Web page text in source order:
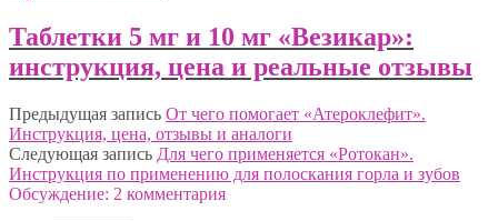
Таблетки 5 мг и 10 мг «Везикар»:
инструкция, цена и реальные отзывы
Предыдущая запись От чего помогает «Атероклефит».
Инструкция, цена, отзывы и аналоги
Следующая запись Для чего применяется «Ротокан».
Инструкция по применению для полоскания горла и зубов
Обсуждение: 2 комментария